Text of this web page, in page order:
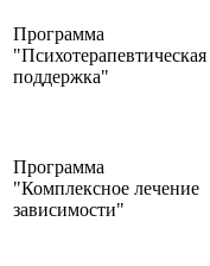
Программа
"Психотерапевтическая
поддержка"
Программа
"Комплексное лечение
зависимости"